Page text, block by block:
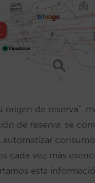
origen de reserva”,
de reserva, se
automatizar
cada vez más
esta